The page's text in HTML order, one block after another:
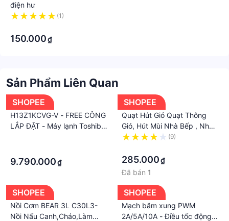
điện hư
(1)
150.000₫
Sản Phẩm Liên Quan
SHOPEE
H13Z1KCVG-V - FREE CÔNG
LẮP ĐẶT - Máy lạnh Toshiba
9.790.000₫
SHOPEE
Quạt Hút Gió Quạt Thông
Gió, Hút Mùi Nhà Bếp , Nhà
tắm , Nhà vệ sinh Cánh Và
(9)
285.000₫
Đã bán 1
SHOPEE
Nồi Cơm BEAR 3L C30L3-
Nồi Nấu Canh,Cháo,Làm
SHOPEE
Mạch băm xung PWM
2A/5A/10A - Điều tốc động